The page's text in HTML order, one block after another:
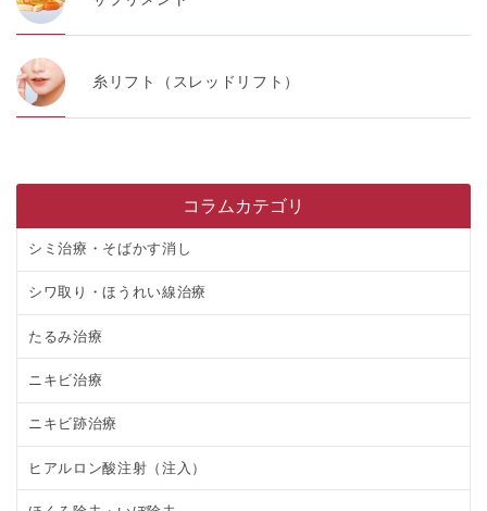
糸リフト（スレッドリフト）
コラムカテゴリ
シミ治療・そばかす消し
シワ取り・ほうれい線治療
たるみ治療
ニキビ治療
ニキビ跡治療
ヒアルロン酸注射（注入）